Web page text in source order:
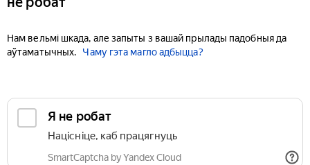
Нам вельмі шкада, але запыты з вашай прылады падобныя да
аўтаматычных.
Чаму гэта магло адбыцца?
Я не робат
Націсніце, каб працягнуць
SmartCaptcha by Yandex Cloud